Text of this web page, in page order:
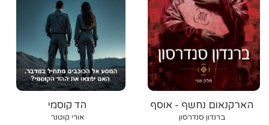
הד קוסמי
אורי קוטנר
הארקנאום נחשף - אוסף
סיפורי הקוסמיר
ברנדון סנדרסון